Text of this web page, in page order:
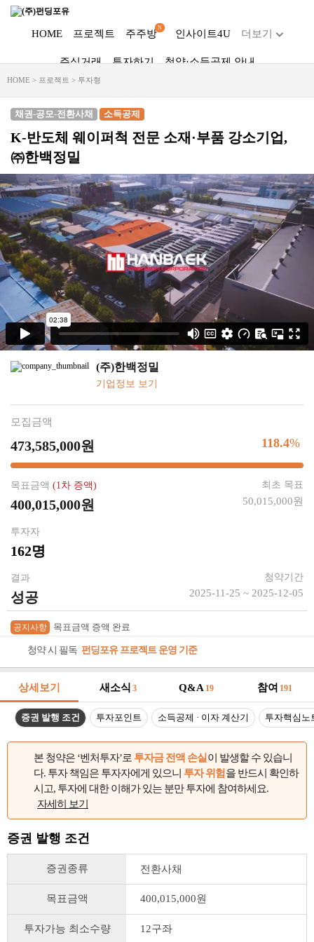
HOME 프로젝트 주주방
N
인사이트4U 더보기
주식거래 투자하기 청약·소득공제 안내
Dropdown trigger
HOME > 프로젝트 > 투자형
채권-공모-전환사채 소득공제
K-반도체 웨이퍼척 전문 소재·부품 강소기업,
㈜한백정밀
(주)한백정밀
기업정보 보기
모집금액
473,585,000원 118.4%
목표금액 (1차 증액)
400,015,000원
최초 목표
50,015,000원
투자자
162명
결과
성공
청약기간
2025-11-25 ~ 2025-12-05
공지사항 목표금액 증액 완료
청약 시 필독 펀딩포유 프로젝트 운영 기준
상세보기 새소식 3 Q&A 19 참여 191
증권 발행 조건 투자포인트 소득공제 · 이자 계산기 투자핵심노
본 청약은 ‘벤처투자’로 투자금 전액 손실 이 발생할 수 있습니
다. 투자 책임은 투자자에게 있으니 투자 위험을 반드시 확인하
시고, 투자에 대한 이해가 있는 분만 투자에 참여하세요.
자세히 보기
증권 발행 조건
증권종류 전환사채
목표금액 400,015,000원
투자가능 최소수량 12구좌